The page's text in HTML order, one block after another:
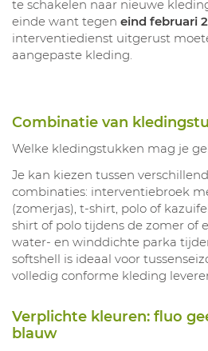
te schakelen naar nieuwe
einde want tegen eind februari
interventiedienst uitgerust
aangepaste kleding.
Combinatie van
Welke kledingstukken mag je
Je kan kiezen tussen
combinaties: interventiebroek
(zomerjas), t-shirt, polo of
shirt of polo tijdens de zomer of
water- en winddichte parka
softshell is ideaal voor
volledig conforme kleding
Verplichte kleuren: fluo
blauw